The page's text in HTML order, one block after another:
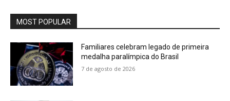
MOST POPULAR
Familiares celebram legado de primeira
medalha paralímpica do Brasil
7 de agosto de 2026